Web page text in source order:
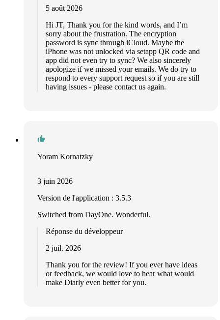
5 août 2026
Hi JT, Thank you for the kind words, and I’m
sorry about the frustration. The encryption
password is sync through iCloud. Maybe the
iPhone was not unlocked via setapp QR code and
app did not even try to sync? We also sincerely
apologize if we missed your emails. We do try to
respond to every support request so if you are still
having issues - please contact us again.
Yoram Kornatzky
3 juin 2026
Version de l'application : 3.5.3
Switched from DayOne. Wonderful.
Réponse du développeur
2 juil. 2026
Thank you for the review! If you ever have ideas
or feedback, we would love to hear what would
make Diarly even better for you.